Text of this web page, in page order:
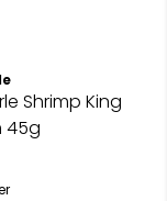
Shrimp King
45g